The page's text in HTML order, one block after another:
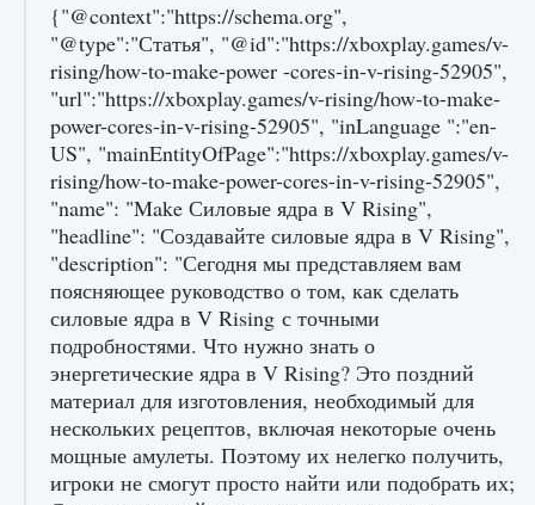
игре Creatures of Ava
9 августа 2024 0
Как исправить ошибку EA FC 25 beta,
которая не работает
9 августа 2024 1 370 0
{"@context":"https://schema.org",
"@type":"Статья", "@id":"https://xboxplay.games/v-
rising/how-to-make-power -cores-in-v-rising-52905",
"url":"https://xboxplay.games/v-rising/how-to-make-
power-cores-in-v-rising-52905", "inLanguage ":"en-
US", "mainEntityOfPage":"https://xboxplay.games/v-
rising/how-to-make-power-cores-in-v-rising-52905",
"name": "Make Силовые ядра в V Rising",
"headline": "Создавайте силовые ядра в V Rising",
"description": "Сегодня мы представляем вам
поясняющее руководство о том, как сделать
силовые ядра в V Rising с точными
подробностями. Что нужно знать о
энергетические ядра в V Rising? Это поздний
материал для изготовления, необходимый для
нескольких рецептов, включая некоторые очень
мощные амулеты. Поэтому их нелегко получить,
игроки не смогут просто найти или подобрать их;